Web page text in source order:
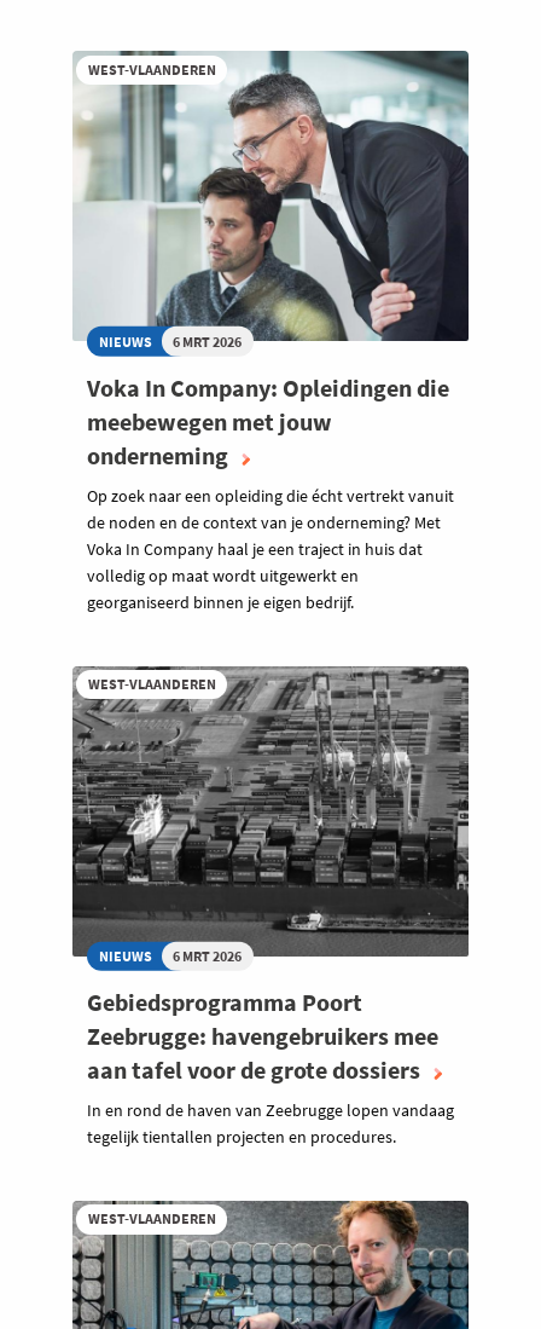
WEST-VLAANDEREN
NIEUWS 6 MRT 2026
Voka In Company: Opleidingen die
meebewegen met jouw
onderneming
Op zoek naar een opleiding die écht vertrekt vanuit
de noden en de context van je onderneming? Met
Voka In Company haal je een traject in huis dat
volledig op maat wordt uitgewerkt en
georganiseerd binnen je eigen bedrijf.
WEST-VLAANDEREN
NIEUWS 6 MRT 2026
Gebiedsprogramma Poort
Zeebrugge: havengebruikers mee
aan tafel voor de grote dossiers
In en rond de haven van Zeebrugge lopen vandaag
tegelijk tientallen projecten en procedures.
WEST-VLAANDEREN